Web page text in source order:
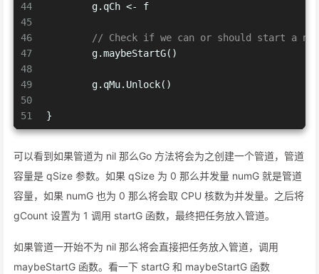
44
45
46
47
48
49
50
51
	g.qCh <- f
// Check if we can or should start a
	g.maybeStartG()
	g.qMu.Unlock()
}
可以看到如果管道为 nil 那么Go 方法将会为之创建一个管道，管道
容量是 qSize 参数。如果 qSize 为 0 那么并发量 numG 就是管道
容量，如果 numG 也为 0 那么将会取 CPU 核数为并发量。之后将
gCount 设置为 1 调用 startG 函数，最终把任务放入管道。
如果管道一开始不为 nil 那么将会直接把任务放入管道，调用
maybeStartG 函数。看一下 startG 和 maybeStartG 函数